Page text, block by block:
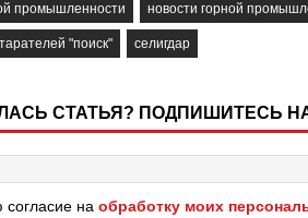
промышленности новости горной
"поиск" селигдар
СТАТЬЯ? ПОДПИШИТЕСЬ
на обработку моих